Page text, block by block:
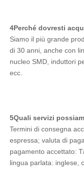
4Perché dovresti
Siamo il più grande
di 30 anni, anche con
nucleo SMD, induttori
ecc.
5Quali servizi
Termini di consegna
espressa; valuta di
pagamento accettato:
lingua parlata: inglese,